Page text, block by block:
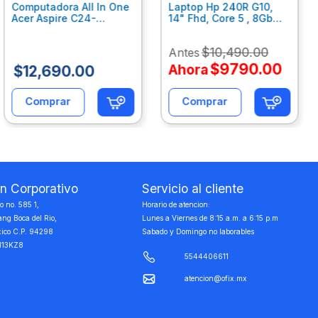
Computadora All In One
Acer Aspire C24-
Dq.Bmjal.002
$12,690.00
Comprar
Laptop Hp 240R G10,
14" Fhd, Core 5 , 8Gb
Antes$10,490.00
Ahora$9790.00
Comprar
Corporativo
no. 585 1,
Boca del Rio,
C.P. 94298
Servicio al cliente
Horario de atencion:
Lunes a Viernes de 8:15 a.m. a 6:15 p.m
Sabado y Domingo no laborables
5544406611
atencion@ofix.mx